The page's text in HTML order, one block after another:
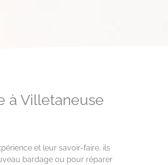
à Villetaneuse
et leur savoir-faire, ils
bardage ou pour réparer